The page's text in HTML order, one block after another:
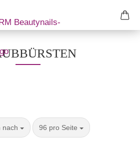
nach
nach 96 pro Seite
pro Seite